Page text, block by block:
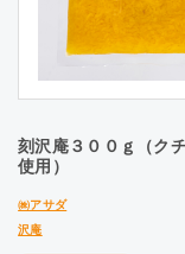
刻沢庵３００ｇ（ク
使用）
㈱アサダ
沢庵